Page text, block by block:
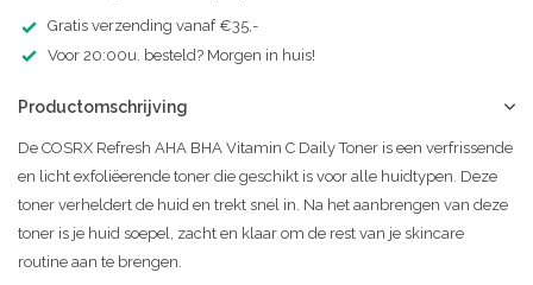
Gratis verzending vanaf €35,-
Voor 20:00u. besteld? Morgen in huis!
Productomschrijving
De COSRX Refresh AHA BHA Vitamin C Daily Toner is een verfrissende
en licht exfoliëerende toner die geschikt is voor alle huidtypen. Deze
toner verheldert de huid en trekt snel in. Na het aanbrengen van deze
toner is je huid soepel, zacht en klaar om de rest van je skincare
routine aan te brengen.